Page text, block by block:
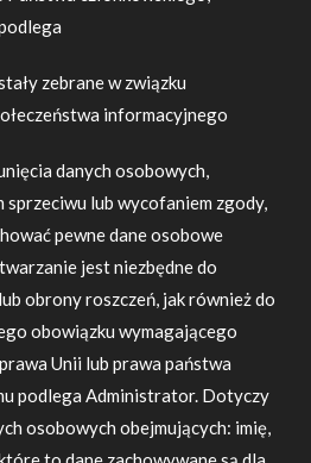
zebrane w związku
informacyjnego
danych osobowych,
sprzeciwu lub wycofaniem zgody,
pewne dane osobowe
jest niezbędne do
obrony roszczeń, jak również do
obowiązku wymagającego
Unii lub prawa państwa
podlega Administrator. Dotyczy
osobowych obejmujących: imię,